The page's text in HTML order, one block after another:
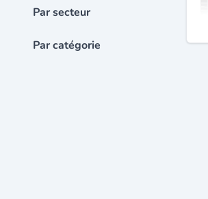
Par secteur
Par catégorie